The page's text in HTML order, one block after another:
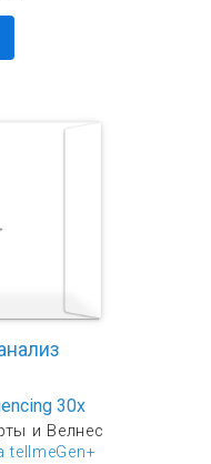
30x
и Велнес
tellmeGen+